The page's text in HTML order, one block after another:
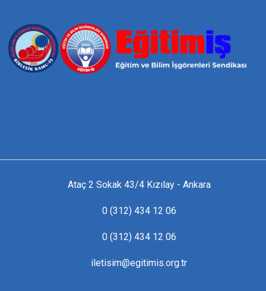
Ataç 2 Sokak 43/4 Kızılay - Ankara
0 (312) 434 12 06
0 (312) 434 12 06
iletisim@egitimis.org.tr